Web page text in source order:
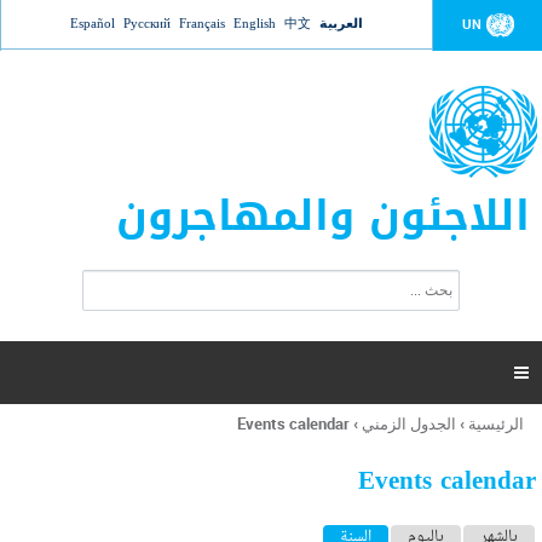
Jump to navigation UN العربية 中文
English
Français
Русский
Español
اللاجئون والمهاجرون
ت
ر
ل
ح
ب

أنت
هنا
الرئيسية › الجدول الزمني ›
Events calendar
Events calendar